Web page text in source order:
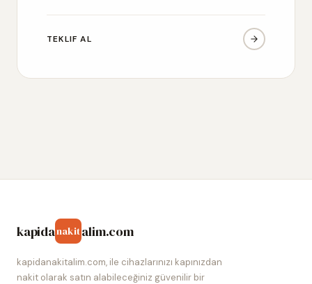
TEKLIF AL
kapidanakitalim.com
kapidanakitalim.com, ile cihazlarınızı kapınızdan
nakit olarak satın alabileceğiniz güvenilir bir